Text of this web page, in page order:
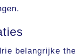
belangrijke